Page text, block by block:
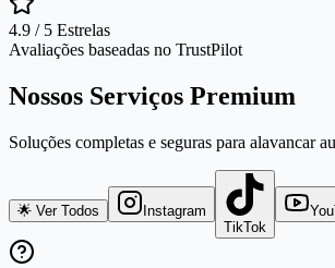
4.9 / 5 Estrelas
Avaliações baseadas no TrustPilot
Nossos Serviços Premium
Soluções completas e seguras para alavancar
🌟 Ver Todos
Instagram
TikTok